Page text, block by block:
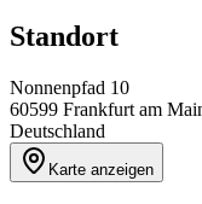
Standort
Nonnenpfad 10
60599 Frankfurt am
Deutschland
Karte anzeigen